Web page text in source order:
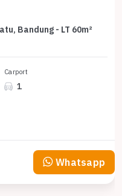
Bandung - LT 60m²
Carport
1
Whatsapp